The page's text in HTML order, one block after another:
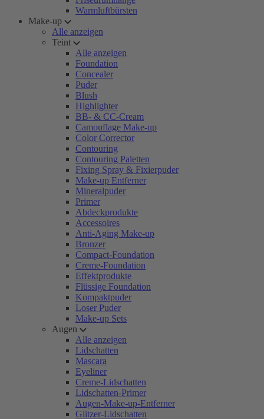
Warmluftbürsten
Make-up
Alle anzeigen
Teint
Alle anzeigen
Foundation
Concealer
Puder
Blush
Highlighter
BB- & CC-Cream
Camouflage Make-up
Color Corrector
Contouring
Contouring Paletten
Fixing Spray & Fixierpuder
Make-up Entferner
Mineralpuder
Primer
Abdeckprodukte
Accessoires
Anti-Aging Make-up
Bronzer
Compact-Foundation
Creme-Foundation
Effektprodukte
Flüssige Foundation
Kompaktpuder
Loser Puder
Make-up Sets
Augen
Alle anzeigen
Lidschatten
Mascara
Eyeliner
Creme-Lidschatten
Lidschatten-Primer
Augen-Make-up-Entferner
Glitzer-Lidschatten